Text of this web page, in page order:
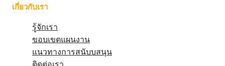
เกี่ยวกับเรา
รู้จักเรา
ขอบเขตแผนงาน
แนวทางการสนับบสนุน
ติดต่อเรา